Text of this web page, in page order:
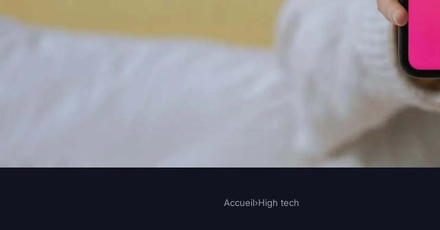
Accueil›High tech